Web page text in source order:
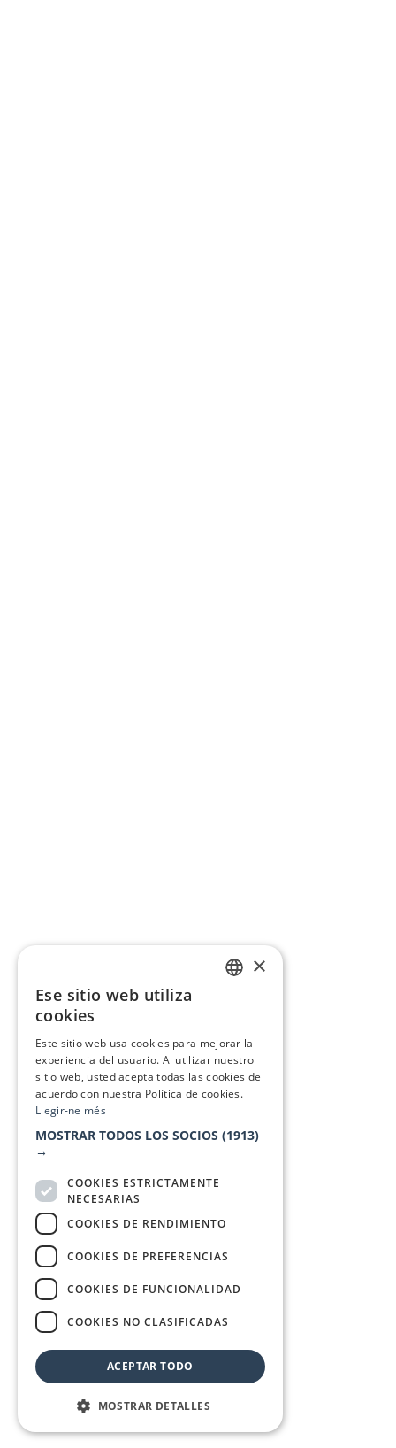
×
Ese sitio web utiliza
cookies
Este sitio web usa cookies para mejorar la
experiencia del usuario. Al utilizar nuestro
sitio web, usted acepta todas las cookies de
acuerdo con nuestra Política de cookies.
Llegir-ne més
MOSTRAR TODOS LOS SOCIOS (1913)
→
COOKIES ESTRICTAMENTE
NECESARIAS
COOKIES DE RENDIMIENTO
COOKIES DE PREFERENCIAS
COOKIES DE FUNCIONALIDAD
COOKIES NO CLASIFICADAS
ACEPTAR TODO
MOSTRAR DETALLES